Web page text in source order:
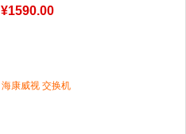
¥1590.00
海康威视 交换机